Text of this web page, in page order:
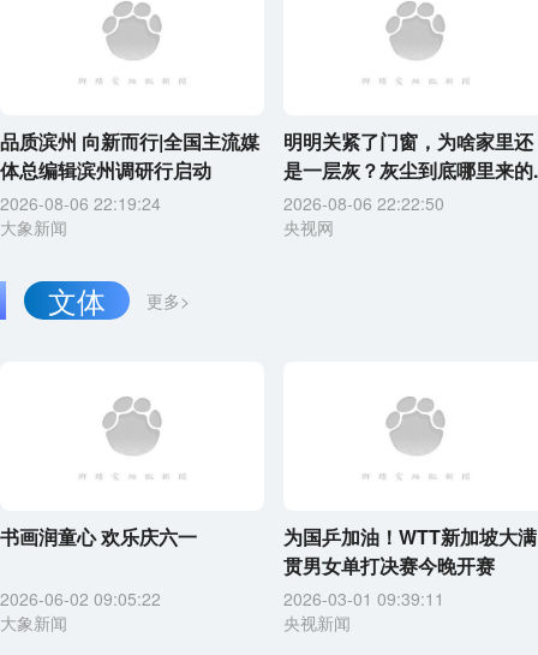
品质滨州 向新而行|全国主流媒
体总编辑滨州调研行启动
2026-08-06 22:19:24
大象新闻
明明关紧了门窗，为啥家里还
是一层灰？灰尘到底哪里来的
2026-08-06 22:22:50
央视网
更多>
文体
书画润童心 欢乐庆六一
2026-06-02 09:05:22
大象新闻
为国乒加油！WTT新加坡大满
贯男女单打决赛今晚开赛
2026-03-01 09:39:11
央视新闻